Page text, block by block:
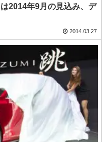
2014年9月の見込み、デ
2014.03.27